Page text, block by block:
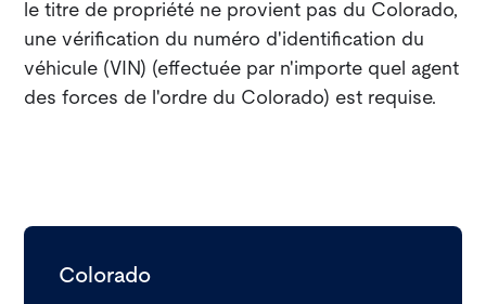
Colorado
le titre de propriété ne provient pas du Colorado,
une vérification du numéro d'identification du
véhicule (VIN) (effectuée par n'importe quel agent
des forces de l'ordre du Colorado) est requise.